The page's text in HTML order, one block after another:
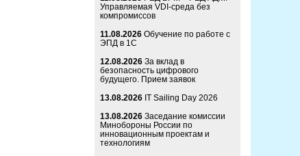
Управляемая VDI-среда без
компромиссов
11.08.2026 Обучение по работе с
ЭПД в 1С
12.08.2026 За вклад в
безопасность цифрового
будущего. Прием заявок
13.08.2026 IT Sailing Day 2026
13.08.2026 Заседание комиссии
Минобороны России по
инновационным проектам и
технологиям